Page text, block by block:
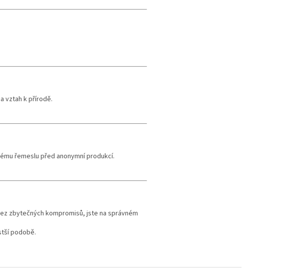
vztah k přírodě.
řemeslu před anonymní produkcí.
zbytečných kompromisů, jste na správném
podobě.